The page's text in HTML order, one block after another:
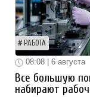
РАБОТА
08:08 | 6 августа
Все большую
набирают